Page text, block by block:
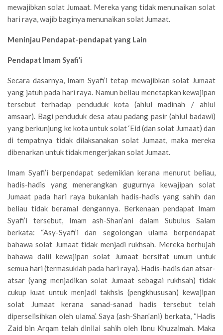
mewajibkan solat Jumaat. Mereka yang tidak menunaikan solat
hari raya, wajib baginya menunaikan solat Jumaat.
Meninjau Pendapat-pendapat yang Lain
Pendapat Imam Syafi’i
Secara dasarnya, Imam Syafi’i tetap mewajibkan solat Jumaat
yang jatuh pada hari raya. Namun beliau menetapkan kewajipan
tersebut terhadap penduduk kota (ahlul madinah / ahlul
amsaar). Bagi penduduk desa atau padang pasir (ahlul badawi)
yang berkunjung ke kota untuk solat ‘Eid (dan solat Jumaat) dan
di tempatnya tidak dilaksanakan solat Jumaat, maka mereka
dibenarkan untuk tidak mengerjakan solat Jumaat.
Imam Syafi’i berpendapat sedemikian kerana menurut beliau,
hadis-hadis yang menerangkan gugurnya kewajipan solat
Jumaat pada hari raya bukanlah hadis-hadis yang sahih dan
beliau tidak beramal dengannya. Berkenaan pendapat Imam
Syafi’i tersebut, Imam ash-Shan’ani dalam Subulus Salam
berkata: “Asy-Syafi’i dan segolongan ulama berpendapat
bahawa solat Jumaat tidak menjadi rukhsah. Mereka berhujah
bahawa dalil kewajipan solat Jumaat bersifat umum untuk
semua hari (termasuklah pada hari raya). Hadis-hadis dan atsar-
atsar (yang menjadikan solat Jumaat sebagai rukhsah) tidak
cukup kuat untuk menjadi takhsis (pengkhususan) kewajipan
solat Jumaat kerana sanad-sanad hadis tersebut telah
diperselisihkan oleh ulama’. Saya (ash-Shan’ani) berkata, “Hadis
Zaid bin Arqam telah dinilai sahih oleh Ibnu Khuzaimah. Maka